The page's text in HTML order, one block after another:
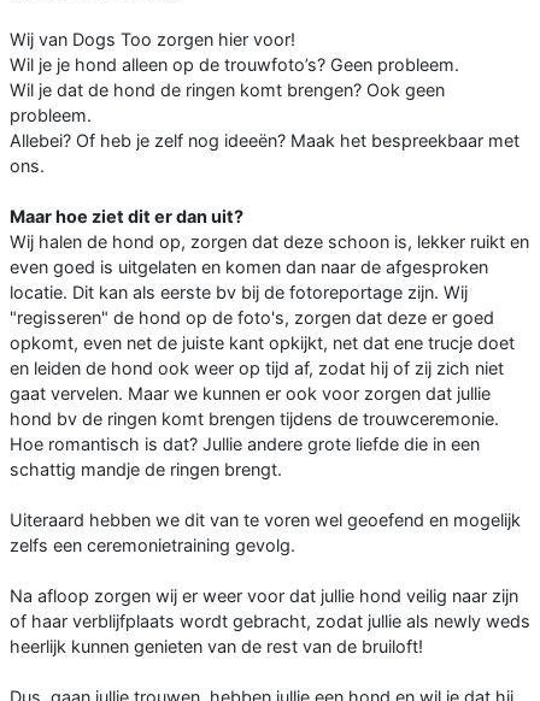
Wij van Dogs Too zorgen hier voor!
Wil je je hond alleen op de trouwfoto’s? Geen probleem.
Wil je dat de hond de ringen komt brengen? Ook geen
probleem.
Allebei? Of heb je zelf nog ideeën? Maak het bespreekbaar met
ons.
Maar hoe ziet dit er dan uit?
Wij halen de hond op, zorgen dat deze schoon is, lekker ruikt en
even goed is uitgelaten en komen dan naar de afgesproken
locatie. Dit kan als eerste bv bij de fotoreportage zijn. Wij
"regisseren" de hond op de foto's, zorgen dat deze er goed
opkomt, even net de juiste kant opkijkt, net dat ene trucje doet
en leiden de hond ook weer op tijd af, zodat hij of zij zich niet
gaat vervelen. Maar we kunnen er ook voor zorgen dat jullie
hond bv de ringen komt brengen tijdens de trouwceremonie.
Hoe romantisch is dat? Jullie andere grote liefde die in een
schattig mandje de ringen brengt.
Uiteraard hebben we dit van te voren wel geoefend en mogelijk
zelfs een ceremonietraining gevolg.
Na afloop zorgen wij er weer voor dat jullie hond veilig naar zijn
of haar verblijfplaats wordt gebracht, zodat jullie als newly weds
heerlijk kunnen genieten van de rest van de bruiloft!
Dus, gaan jullie trouwen, hebben jullie een hond en wil je dat hij